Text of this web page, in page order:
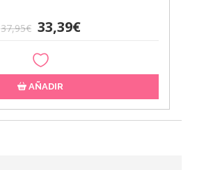
37,95€ 33,39€
AÑADIR